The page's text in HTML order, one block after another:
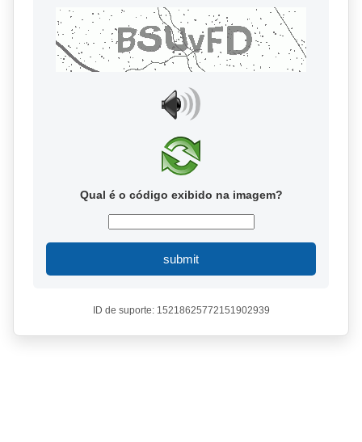
Qual é o código exibido na imagem?
submit
ID de suporte: 15218625772151902939